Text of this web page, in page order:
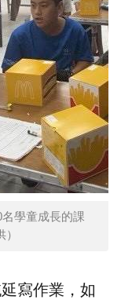
學童成長的課
寫作業，如